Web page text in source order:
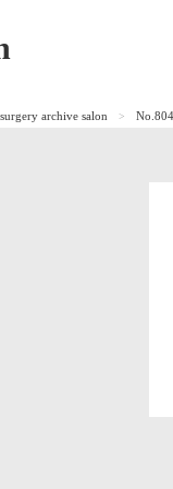
surgery archive salon